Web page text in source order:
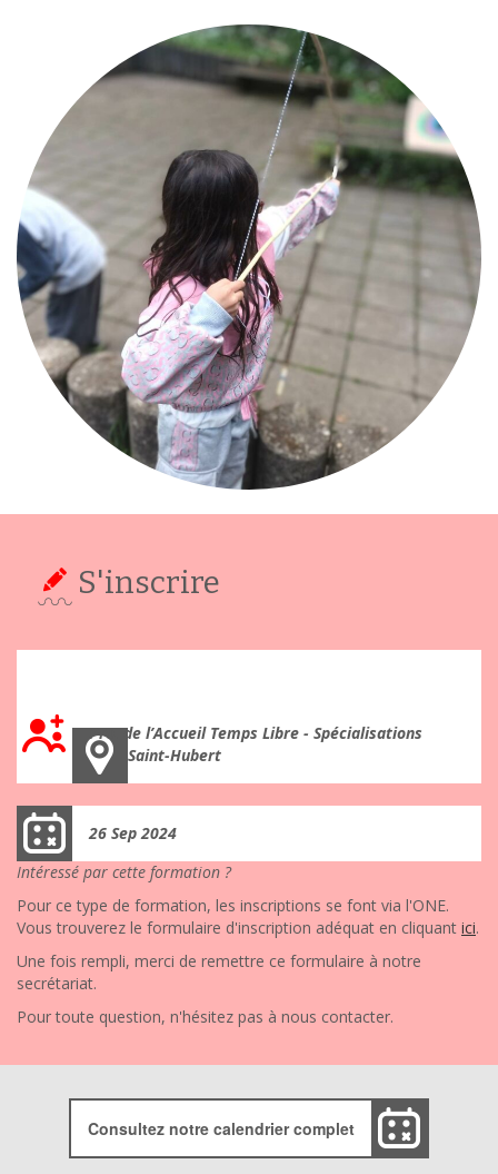
S'inscrire
Pro. de l’Accueil Temps Libre - Spécialisations
Saint-Hubert
26 Sep 2024
Intéressé par cette formation ?
Pour ce type de formation, les inscriptions se font via l'ONE.
Vous trouverez le formulaire d'inscription adéquat en cliquant ici.
Une fois rempli, merci de remettre ce formulaire à notre
secrétariat.
Pour toute question, n'hésitez pas à nous contacter.
Consultez notre calendrier complet